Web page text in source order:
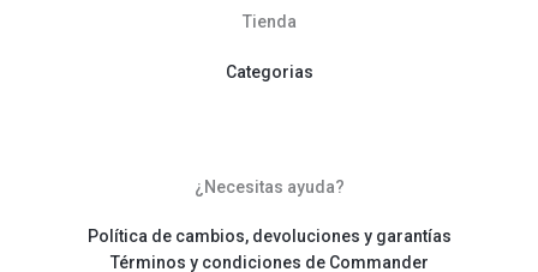
Tienda
Categorias
¿Necesitas ayuda?
Política de cambios, devoluciones y garantías
Términos y condiciones de Commander